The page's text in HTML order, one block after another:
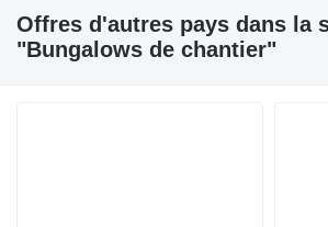
Offres d'autres pays dans la
"Bungalows de chantier"